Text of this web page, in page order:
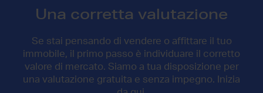
Una corretta valutazione
Se stai pensando di vendere o affittare il tuo
immobile, il primo passo è individuare il corretto
valore di mercato. Siamo a tua disposizione per
una valutazione gratuita e senza impegno. Inizia